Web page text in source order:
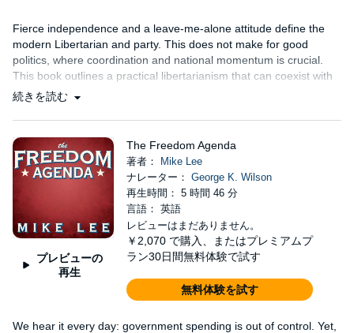
Fierce independence and a leave-me-alone attitude define the
modern Libertarian and party. This does not make for good
politics, where coordination and national momentum is crucial.
This book outlines a practical libertarianism that can coexist with
the two other national parties....
続きを読む
プレビューの
再生
The Freedom Agenda
著者：
Mike Lee
ナレーター： George K. Wilson
再生時間： 5 時間 46 分
言語： 英語
レビューはまだありません。
￥2,070 で購入、またはプレミアムプ
ラン30日間無料体験で試す
無料体験を試す
We hear it every day: government spending is out of control. Yet,